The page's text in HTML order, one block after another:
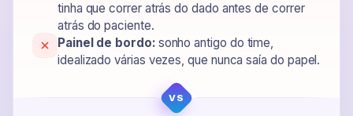
tinha que correr atrás do dado antes de correr
atrás do paciente.
Painel de bordo:sonho antigo do time,
idealizado várias vezes, que nunca saía do papel.